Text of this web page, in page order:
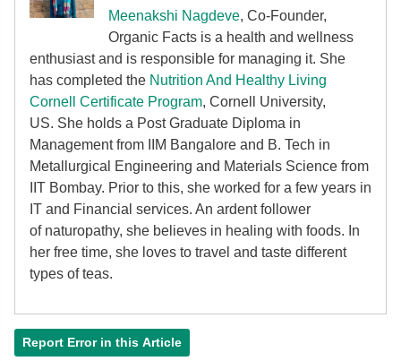
Meenakshi Nagdeve, Co-Founder,
Organic Facts is a health and wellness
enthusiast and is responsible for managing it. She
has completed the Nutrition And Healthy Living
Cornell Certificate Program, Cornell University,
US. She holds a Post Graduate Diploma in
Management from IIM Bangalore and B. Tech in
Metallurgical Engineering and Materials Science from
IIT Bombay. Prior to this, she worked for a few years in
IT and Financial services. An ardent follower
of naturopathy, she believes in healing with foods. In
her free time, she loves to travel and taste different
types of teas.
Report Error in this Article